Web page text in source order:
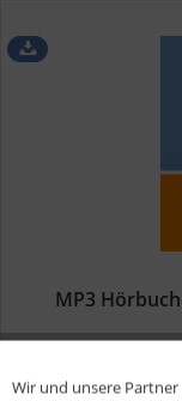
MP3
Funktionale
Wir und unsere